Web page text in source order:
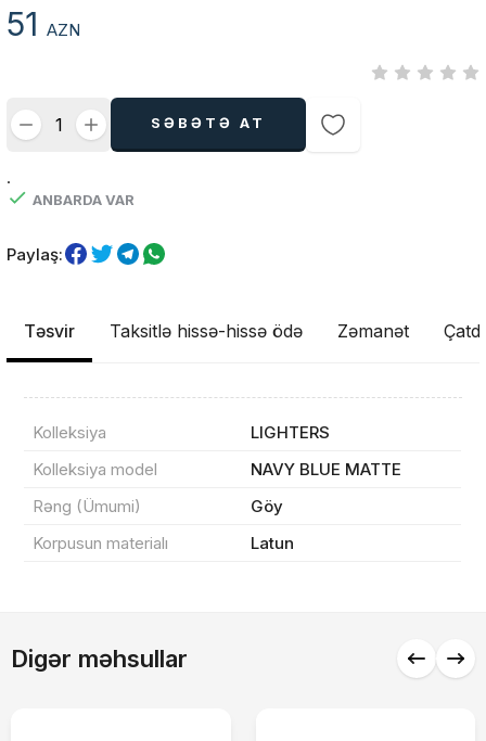
51AZN
SƏBƏTƏ AT
.
ANBARDA VAR
Paylaş:
Təsvir Taksitlə hissə-hissə ödə Zəmanət
Kolleksiya
LIGHTERS
Kolleksiya model
NAVY BLUE MATTE
Rəng (Ümumi)
Göy
Korpusun materialı
Latun
Digər məhsullar
Çatdırılma 0 ₼